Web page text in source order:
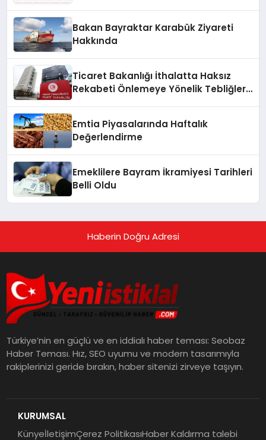
Bakan Bayraktar Karabük Ziyareti
Hakkında
Ticaret Bakanlığı İthalatta Haksız
Rekabeti Önlemeye Yönelik Tebliğleri
Emtia Piyasalarında Haftalık
Değerlendirme
Emeklilere Bayram İkramiyesi Tarihleri
Belli Oldu
Haberin Doğru Adresi
Türkiye’nin en güçlü ve en iddialı haber teması: Seobaz
Haber Teması. Hız, SEO uyumu ve modern tasarımıyla
rakiplerinizi geride bırakın, haber sitenizi zirveye taşıyın.
KURUMSAL
KünyeİletişimÇerez PolitikasıHaber Kaldırma talebi